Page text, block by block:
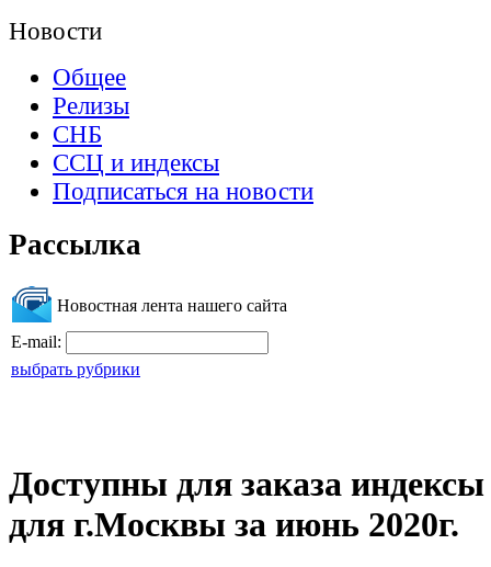
Новости
Общее
Релизы
СНБ
ССЦ и индексы
Подписаться на новости
Рассылка
Новостная лента нашего сайта
E-mail:
выбрать рубрики
Доступны для заказа
для г.Москвы за июнь 2020г.